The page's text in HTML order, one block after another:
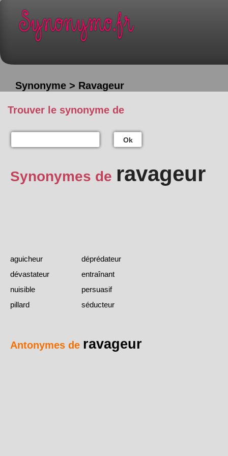
Synonyme > Ravageur
Trouver le synonyme de
Ok
Synonymes de ravageur
aguicheur
déprédateur
dévastateur
entraînant
nuisible
persuasif
pillard
séducteur
Antonymes de ravageur